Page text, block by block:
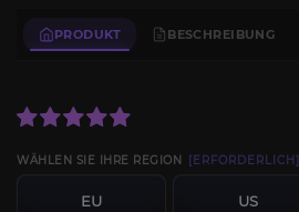
PRODUKT BESCHREIBUNG
WÄHLEN SIE IHRE REGION [ERFORDERLICH]
EU US